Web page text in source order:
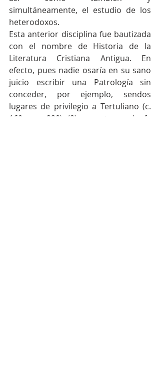
simultáneamente, el estudio de los
heterodoxos.
Esta anterior disciplina fue bautizada
con el nombre de Historia de la
Literatura Cristiana Antigua. En
efecto, pues nadie osaría en su sano
juicio escribir una Patrología sin
conceder, por ejemplo, sendos
lugares de privilegio a Tertuliano (c.
160 - c. 220) (9), muerto en la fe